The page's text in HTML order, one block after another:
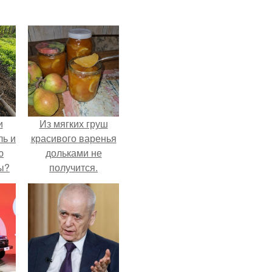
и
Из мягких груш
красивого варенья
дольками не
получится.